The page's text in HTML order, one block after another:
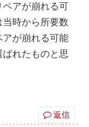
アが崩れる可
時から所要数
アが崩れる可能
れたものと思
返信